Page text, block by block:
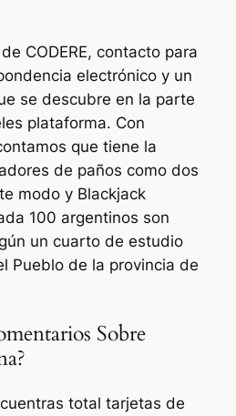
CODERE, contacto para
electrónico y un
se descubre en la parte
plataforma. Con
que tiene la
de paños como dos
modo y Blackjack
100 argentinos son
un cuarto de estudio
Pueblo de la provincia de
Sobre
total tarjetas de